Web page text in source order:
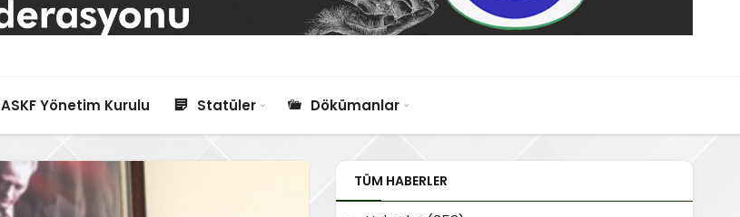
ASKF Yönetim Kurulu Statüler Dökümanlar
TÜM HABERLER